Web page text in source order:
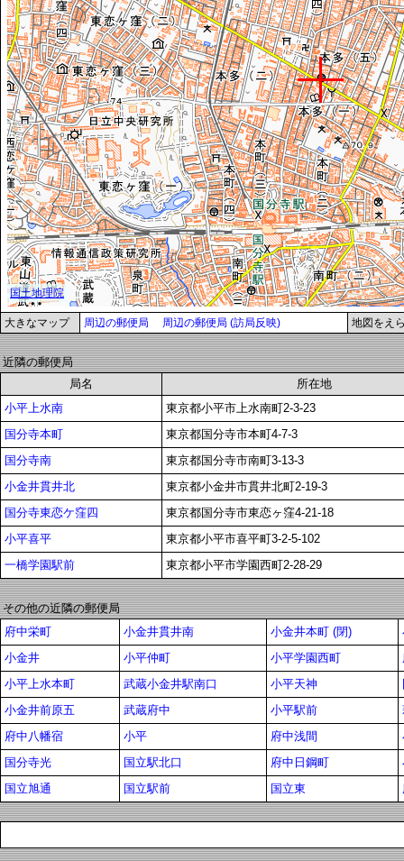
大きなマップ 周辺の郵便局 周辺の郵便局 (訪局反映) 地図をえ
近隣の郵便局
局名
所在地
小平上水南
東京都小平市上水南町2-3-23
国分寺本町
東京都国分寺市本町4-7-3
国分寺南
東京都国分寺市南町3-13-3
小金井貫井北
東京都小金井市貫井北町2-19-3
国分寺東恋ケ窪四
東京都国分寺市東恋ヶ窪4-21-18
小平喜平
東京都小平市喜平町3-2-5-102
一橋学園駅前
東京都小平市学園西町2-28-29
その他の近隣の郵便局
府中栄町
小金井貫井南 小金井本町 (閉)
小金井
小平仲町 小平学園西町
小平上水本町
武蔵小金井駅南口 小平天神
小金井前原五
武蔵府中 小平駅前
府中八幡宿
小平 府中浅間
国分寺光
国立駅北口 府中日鋼町
国立旭通
国立駅前 国立東